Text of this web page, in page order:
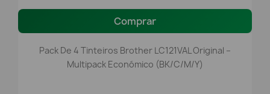
Comprar
Pack De 4 Tinteiros Brother LC121VAL Original –
Multipack Económico (BK/C/M/Y)